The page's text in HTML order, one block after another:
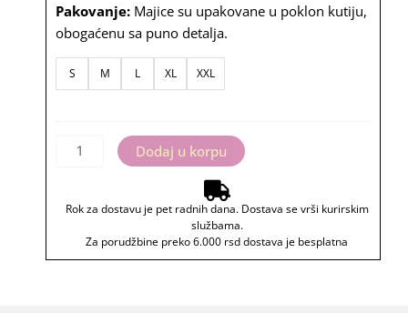
Pakovanje: Majice su upakovane u poklon kutiju,
obogaćenu sa puno detalja.
S M L XL XXL
Žena,
Dodaj u korpu
Rok za dostavu je pet radnih dana. Dostava se vrši kurirskim
službama.
Za porudžbine preko 6.000 rsd dostava je besplatna